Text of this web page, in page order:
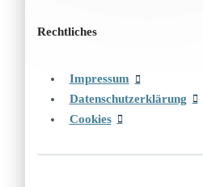
Rechtliches
Impressum
Datenschutzerklärung
Cookies